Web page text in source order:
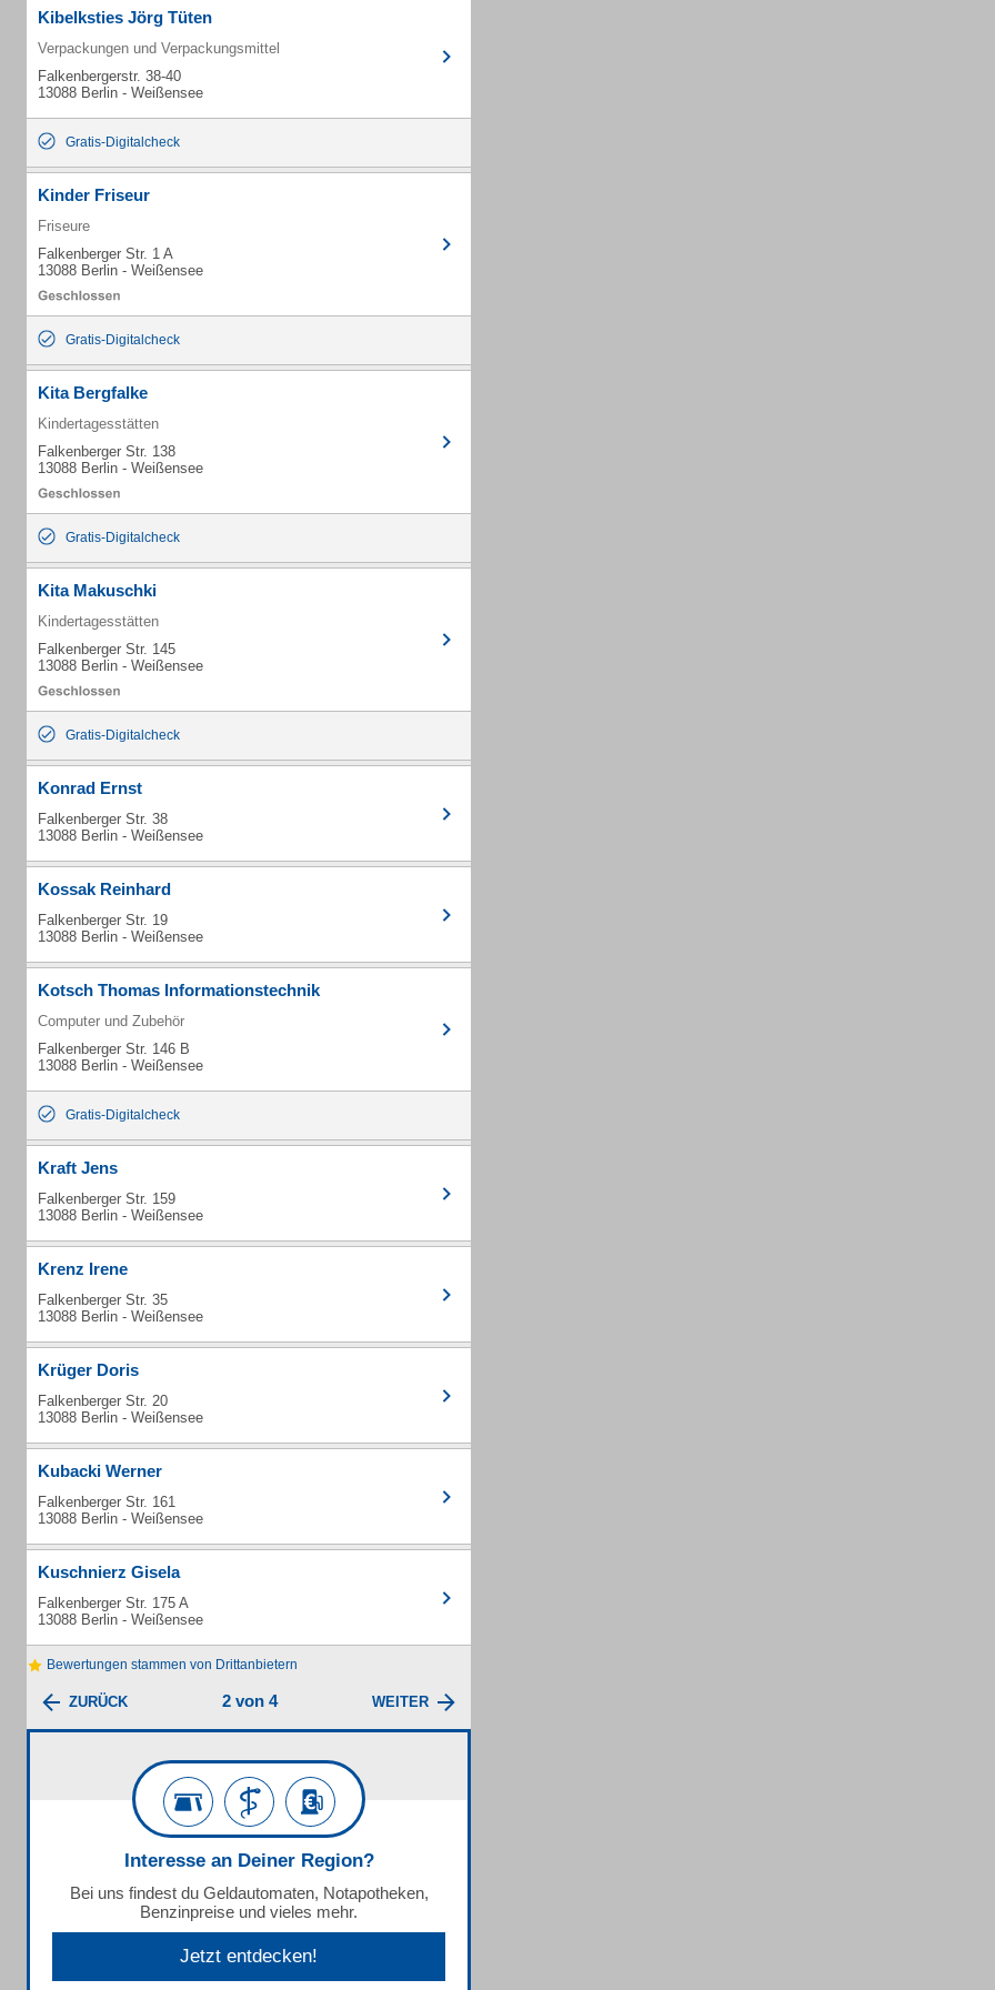
Kibelksties Jörg Tüten
Verpackungen und Verpackungsmittel
Falkenbergerstr. 38-40
13088 Berlin - Weißensee
Gratis-Digitalcheck
Kinder Friseur
Friseure
Falkenberger Str. 1 A
13088 Berlin - Weißensee
Gratis-Digitalcheck
Kita Bergfalke
Kindertagesstätten
Falkenberger Str. 138
13088 Berlin - Weißensee
Gratis-Digitalcheck
Kita Makuschki
Kindertagesstätten
Falkenberger Str. 145
13088 Berlin - Weißensee
Gratis-Digitalcheck
Konrad Ernst
Falkenberger Str. 38
13088 Berlin - Weißensee
Kossak Reinhard
Falkenberger Str. 19
13088 Berlin - Weißensee
Kotsch Thomas Informationstechnik
Computer und Zubehör
Falkenberger Str. 146 B
13088 Berlin - Weißensee
Gratis-Digitalcheck
Kraft Jens
Falkenberger Str. 159
13088 Berlin - Weißensee
Krenz Irene
Falkenberger Str. 35
13088 Berlin - Weißensee
Krüger Doris
Falkenberger Str. 20
13088 Berlin - Weißensee
Kubacki Werner
Falkenberger Str. 161
13088 Berlin - Weißensee
Kuschnierz Gisela
Falkenberger Str. 175 A
13088 Berlin - Weißensee
Bewertungen stammen von Drittanbietern
ZURÜCK 2 von 4 WEITER
Interesse an Deiner Region?
Bei uns findest du Geldautomaten, Notapotheken,
Benzinpreise und vieles mehr.
Jetzt entdecken!